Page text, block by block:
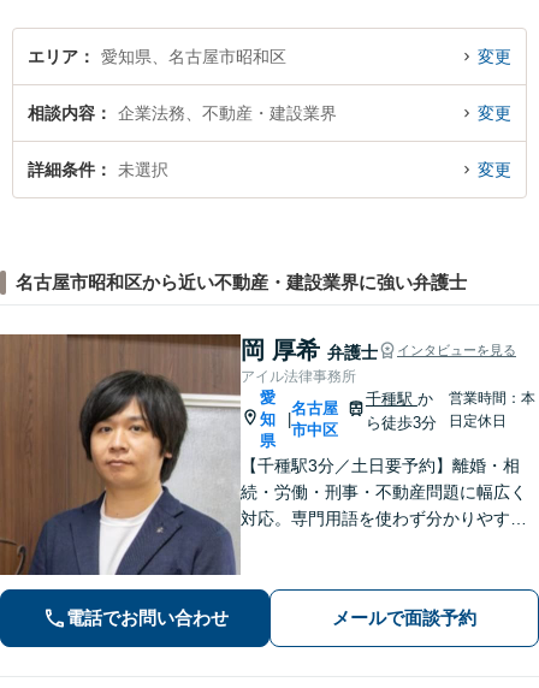
エリア 愛知県、名古屋市昭和区 変更
相談内容 企業法務、不動産・建設業界 変更
詳細条件 未選択 変更
名古屋市昭和区から近い不動産・建設業界に強い弁護士
岡 厚希 弁護士 インタビューを見る
アイル法律事務所
愛
知
県
名古屋
市中区
千種駅 か
ら徒歩3分
営業時間：本
日定休日
【千種駅3分／土日要予約】離婚・相
続・労働・刑事・不動産問題に幅広く
対応。専門用語を使わず分かりやすく
最適な解決策まで、期待を超える「必
要十分以上」のサポートをご提供しま
す。
電話でお問い合わせ メールで面談予約